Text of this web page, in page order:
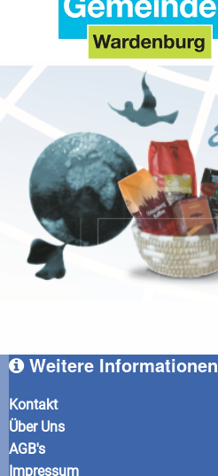
Weitere Informationen
Kontakt
Über Uns
AGB's
Impressum